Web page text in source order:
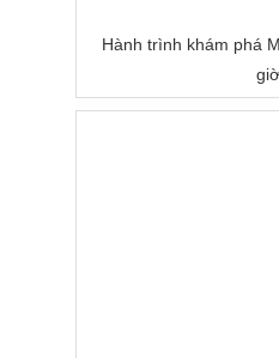
Hành trình khám phá
giờ